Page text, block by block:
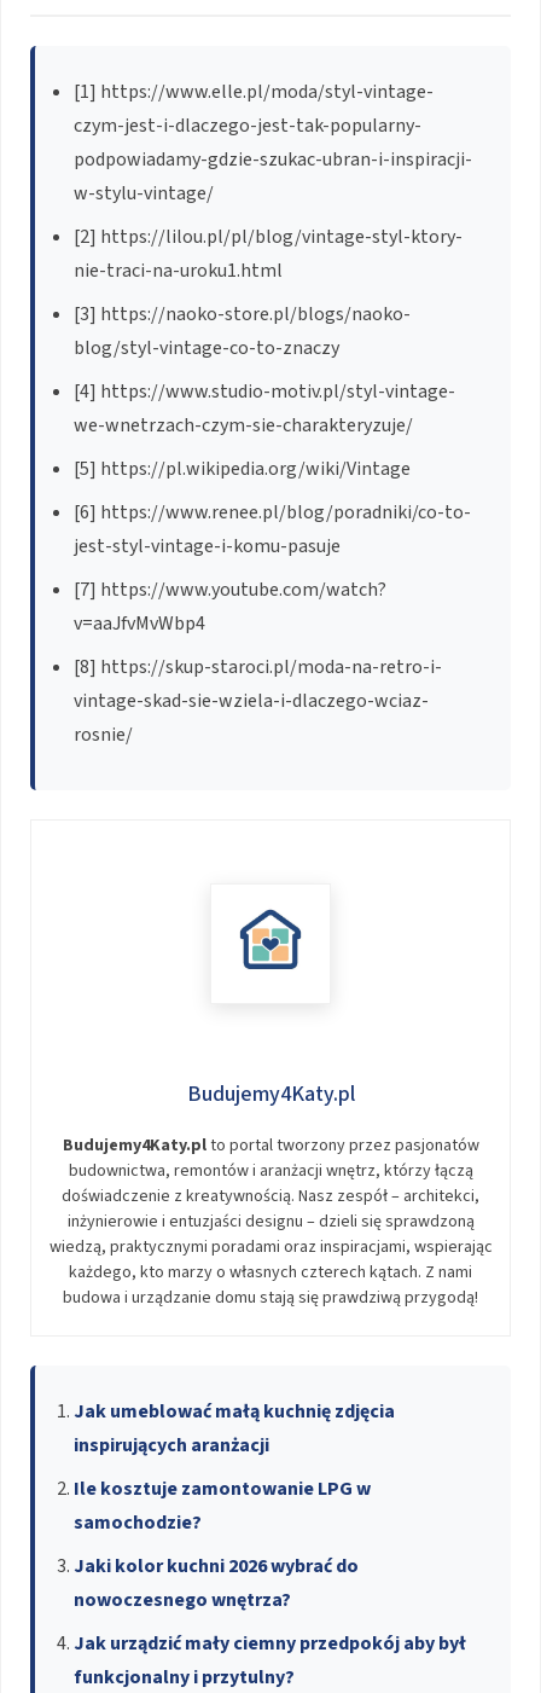
[1] https://www.elle.pl/moda/styl-vintage-
czym-jest-i-dlaczego-jest-tak-popularny-
podpowiadamy-gdzie-szukac-ubran-i-inspiracji-
w-stylu-vintage/
[2] https://lilou.pl/pl/blog/vintage-styl-ktory-
nie-traci-na-uroku1.html
[3] https://naoko-store.pl/blogs/naoko-
blog/styl-vintage-co-to-znaczy
[4] https://www.studio-motiv.pl/styl-vintage-
we-wnetrzach-czym-sie-charakteryzuje/
[5] https://pl.wikipedia.org/wiki/Vintage
[6] https://www.renee.pl/blog/poradniki/co-to-
jest-styl-vintage-i-komu-pasuje
[7] https://www.youtube.com/watch?
v=aaJfvMvWbp4
[8] https://skup-staroci.pl/moda-na-retro-i-
vintage-skad-sie-wziela-i-dlaczego-wciaz-
rosnie/
Budujemy4Katy.pl
Budujemy4Katy.plto portal tworzony przez pasjonatów
budownictwa, remontów i aranżacji wnętrz, którzy łączą
doświadczenie z kreatywnością. Nasz zespół – architekci,
inżynierowie i entuzjaści designu – dzieli się sprawdzoną
wiedzą, praktycznymi poradami oraz inspiracjami, wspierając
każdego, kto marzy o własnych czterech kątach. Z nami
budowa i urządzanie domu stają się prawdziwą przygodą!
Jak umeblować małą kuchnię zdjęcia
inspirujących aranżacji
Ile kosztuje zamontowanie LPG w
samochodzie?
Jaki kolor kuchni 2026 wybrać do
nowoczesnego wnętrza?
Jak urządzić mały ciemny przedpokój aby był
funkcjonalny i przytulny?